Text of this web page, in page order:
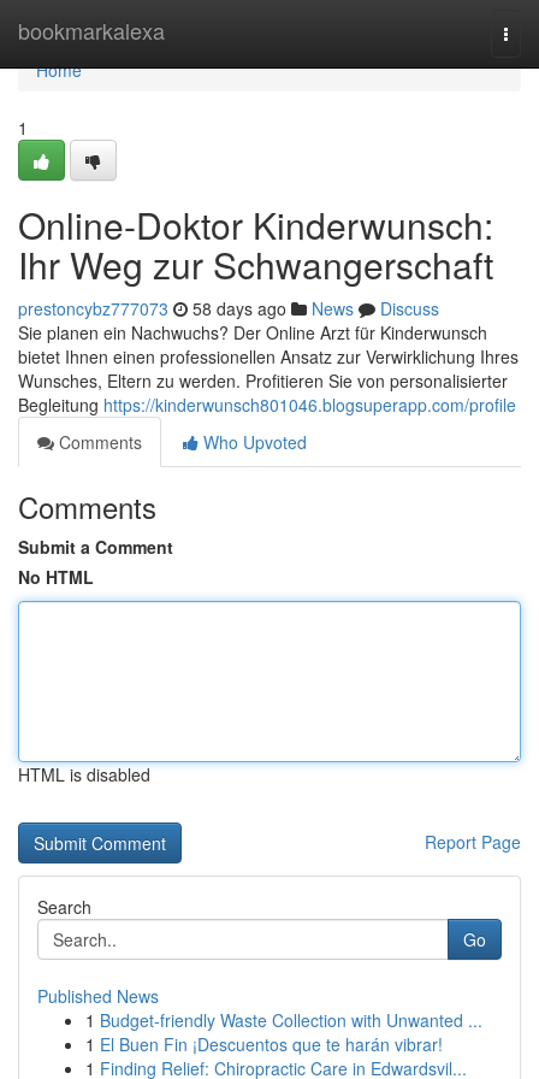
bookmarkalexa
Home
Home
1
Online-Doktor Kinderwunsch:
Ihr Weg zur Schwangerschaft
prestoncybz777073 58 days ago News
Discuss
Sie planen ein Nachwuchs? Der Online Arzt für Kinderwunsch
bietet Ihnen einen professionellen Ansatz zur Verwirklichung Ihres
Wunsches, Eltern zu werden. Profitieren Sie von personalisierter
Begleitung https://kinderwunsch801046.blogsuperapp.com/profile
Comments
Who Upvoted
Comments
Submit a Comment
No HTML
HTML is disabled
Report Page
Search
Go
Published News
1 Budget-friendly Waste Collection with Unwanted ...
1 El Buen Fin ¡Descuentos que te harán vibrar!
1 Finding Relief: Chiropractic Care in Edwardsvil...